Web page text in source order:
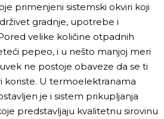
primenjeni sistemski okviri koji
gradnje, upotrebe i
velike količine otpadnih
pepeo, i u nešto manjoj meri
ne postoje obaveze da se ti
koriste. U termoelektranama
je i sistem prikupljanja
predstavljaju kvalitetnu sirovinu